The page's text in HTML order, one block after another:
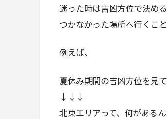
迷った時は吉凶方位で決め
つかなかった場所へ行くこ
例えば、
夏休み期間の吉凶方位を見
↓↓↓
北東エリアって、何がある